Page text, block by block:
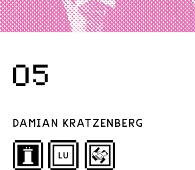
5
DAMIAN KRATZENBERG